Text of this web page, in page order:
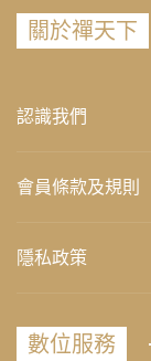
關於禪天下
認識我們
會員條款及規則
隱私政策
數位服務